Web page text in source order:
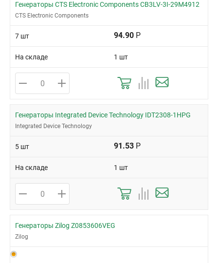
Генераторы CTS Electronic Components CB3LV-3I-29M4912
CTS Electronic Components
7 шт 94.90 Р
На складе 1 шт
Генераторы Integrated Device Technology IDT2308-1HPG
Integrated Device Technology
5 шт 91.53 Р
На складе 1 шт
Генераторы Zilog Z0853606VEG
Zilog